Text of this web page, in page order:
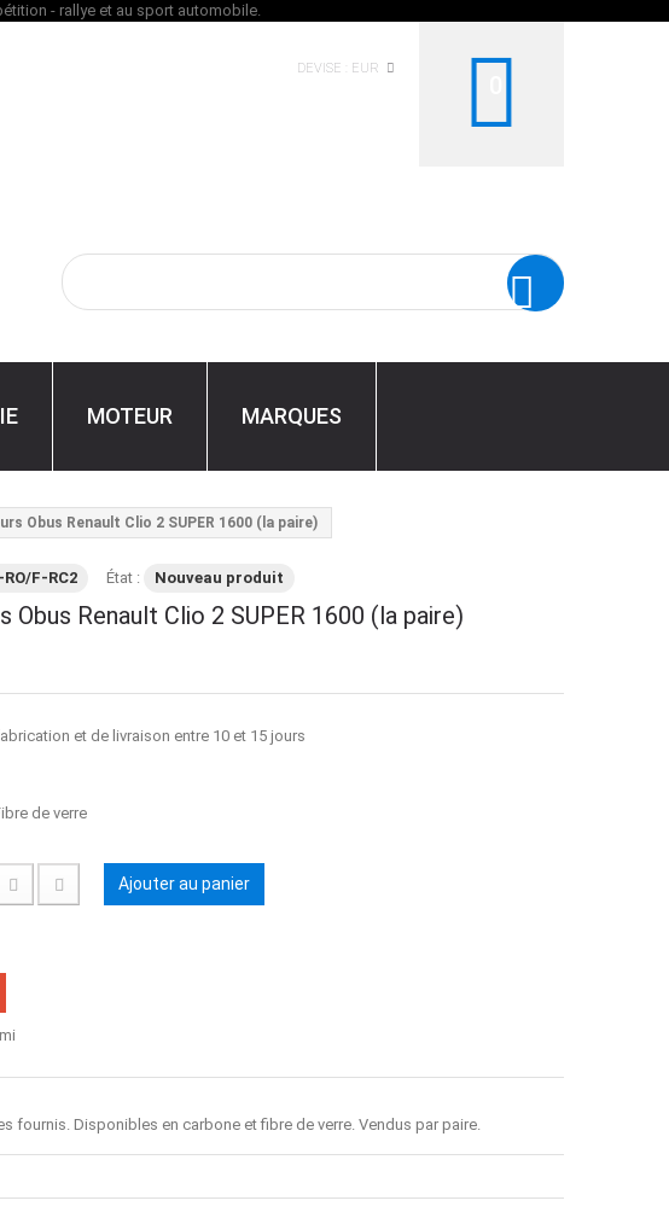
DEVISE : EUR
MOTEUR MARQUES
Obus Renault Clio 2 SUPER 1600 (la paire)
F-RC2 État : Nouveau produit
Obus Renault Clio 2 SUPER 1600 (la paire)
et de livraison entre 10 et 15 jours
de verre
Ajouter au panier
fournis. Disponibles en carbone et fibre de verre. Vendus par paire.